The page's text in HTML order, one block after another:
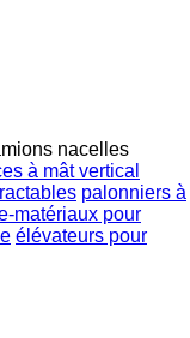
nacelles
à mât vertical
palonniers à
matériaux pour
élévateurs pour